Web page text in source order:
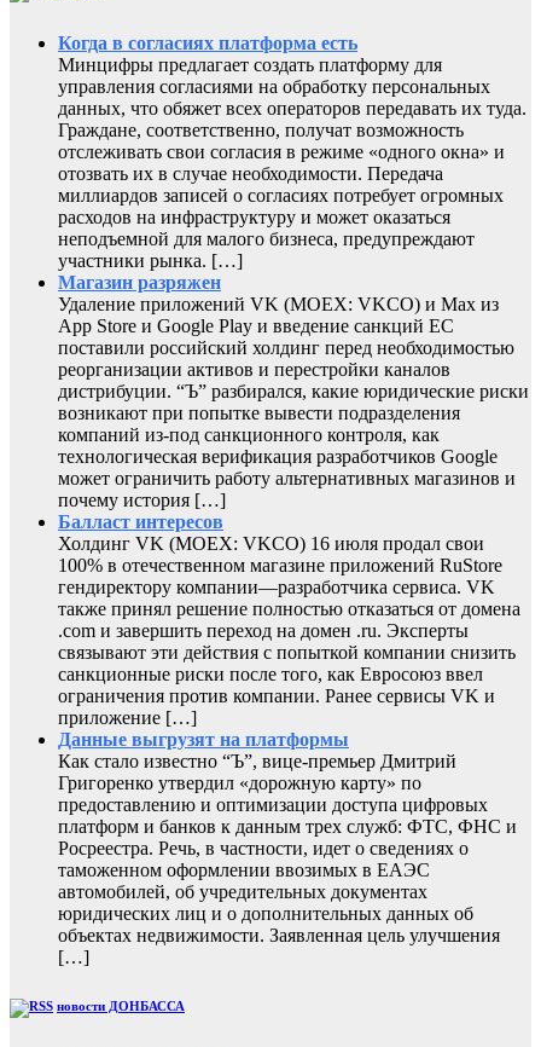
Когда в согласиях платформа есть
Минцифры предлагает создать платформу для
управления согласиями на обработку персональных
данных, что обяжет всех операторов передавать их туда.
Граждане, соответственно, получат возможность
отслеживать свои согласия в режиме «одного окна» и
отозвать их в случае необходимости. Передача
миллиардов записей о согласиях потребует огромных
расходов на инфраструктуру и может оказаться
неподъемной для малого бизнеса, предупреждают
участники рынка. […]
Магазин разряжен
Удаление приложений VK (MOEX: VKCO) и Max из
App Store и Google Play и введение санкций ЕС
поставили российский холдинг перед необходимостью
реорганизации активов и перестройки каналов
дистрибуции. “Ъ” разбирался, какие юридические риски
возникают при попытке вывести подразделения
компаний из-под санкционного контроля, как
технологическая верификация разработчиков Google
может ограничить работу альтернативных магазинов и
почему история […]
Балласт интересов
Холдинг VK (MOEX: VKCO) 16 июля продал свои
100% в отечественном магазине приложений RuStore
гендиректору компании—разработчика сервиса. VK
также принял решение полностью отказаться от домена
.com и завершить переход на домен .ru. Эксперты
связывают эти действия с попыткой компании снизить
санкционные риски после того, как Евросоюз ввел
ограничения против компании. Ранее сервисы VK и
приложение […]
Данные выгрузят на платформы
Как стало известно “Ъ”, вице-премьер Дмитрий
Григоренко утвердил «дорожную карту» по
предоставлению и оптимизации доступа цифровых
платформ и банков к данным трех служб: ФТС, ФНС и
Росреестра. Речь, в частности, идет о сведениях о
таможенном оформлении ввозимых в ЕАЭС
автомобилей, об учредительных документах
юридических лиц и о дополнительных данных об
объектах недвижимости. Заявленная цель улучшения
[…]
новости ДОНБАССА